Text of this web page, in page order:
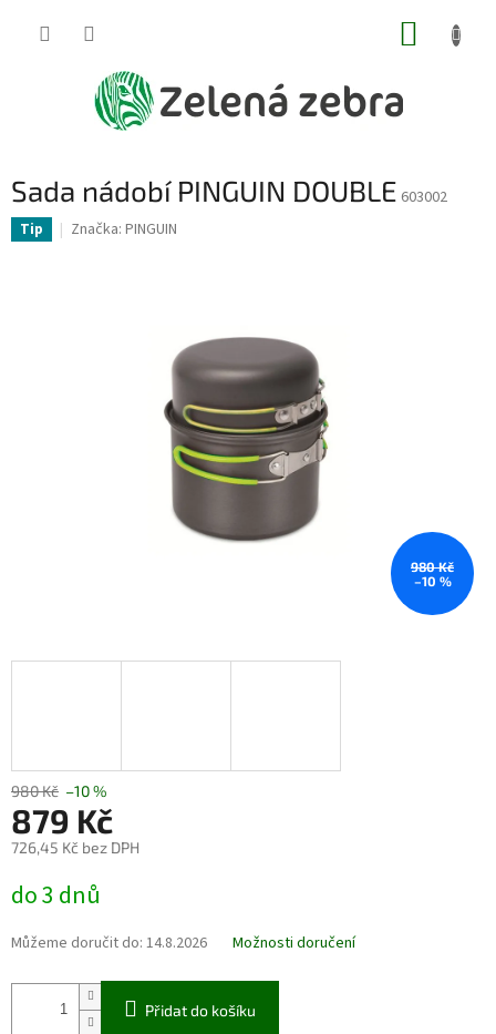
Sada nádobí PINGUIN DOUBLE 603002
Tip Značka: PINGUIN
980 Kč
–10 %
980 Kč –10 %
879 Kč
726,45 Kč bez DPH
cena:
do 3 dnů
Můžeme doručit do: 14.8.2026 Možnosti doručení
Přidat do košíku